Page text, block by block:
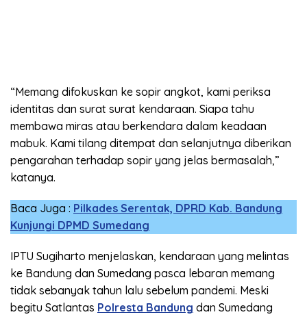
“Memang difokuskan ke sopir angkot, kami periksa
identitas dan surat surat kendaraan. Siapa tahu
membawa miras atau berkendara dalam keadaan
mabuk. Kami tilang ditempat dan selanjutnya diberikan
pengarahan terhadap sopir yang jelas bermasalah,”
katanya.
Baca Juga : Pilkades Serentak, DPRD Kab. Bandung
Kunjungi DPMD Sumedang
IPTU Sugiharto menjelaskan, kendaraan yang melintas
ke Bandung dan Sumedang pasca lebaran memang
tidak sebanyak tahun lalu sebelum pandemi. Meski
begitu Satlantas Polresta Bandung dan Sumedang